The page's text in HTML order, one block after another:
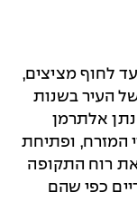
לחוף מציצים,
של העיר בשנות
נתן אלתרמן
המזרח, ופתיחת
רוח התקופה
כפי שהם